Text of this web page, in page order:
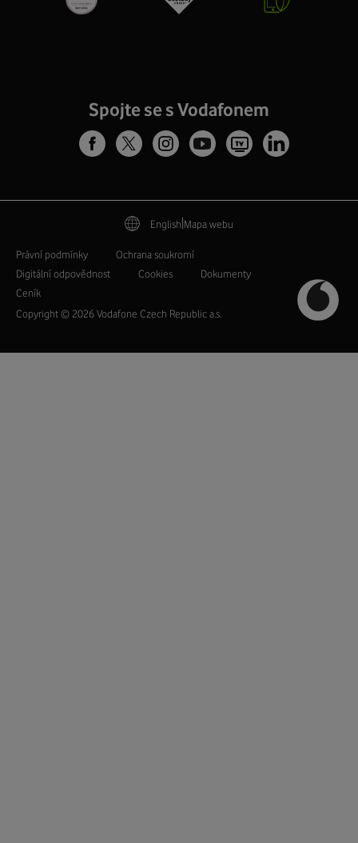
Spojte se s Vodafonem
English Mapa webu
Právní­ podmí­nky
Ochrana soukromí­
Digitální odpovědnost
Cookies
Dokumenty
Ceník
Copyright © 2026 Vodafone Czech Republic a.s.